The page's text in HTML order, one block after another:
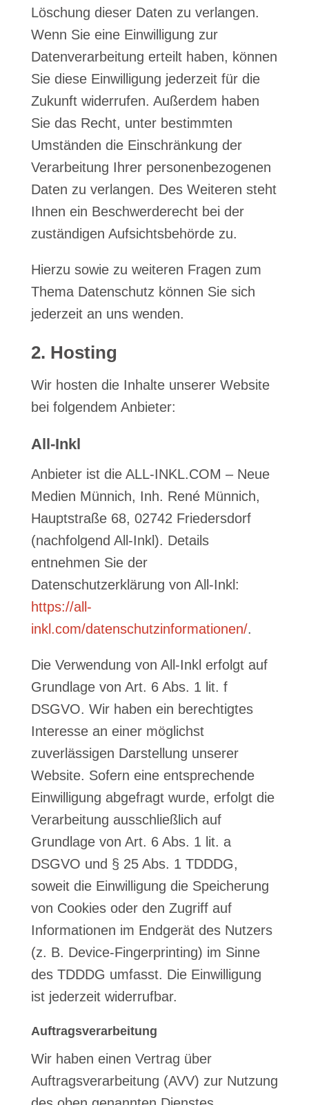
Löschung dieser Daten zu verlangen.
Wenn Sie eine Einwilligung zur
Datenverarbeitung erteilt haben, können
Sie diese Einwilligung jederzeit für die
Zukunft widerrufen. Außerdem haben
Sie das Recht, unter bestimmten
Umständen die Einschränkung der
Verarbeitung Ihrer personenbezogenen
Daten zu verlangen. Des Weiteren steht
Ihnen ein Beschwerderecht bei der
zuständigen Aufsichtsbehörde zu.
Hierzu sowie zu weiteren Fragen zum
Thema Datenschutz können Sie sich
jederzeit an uns wenden.
2. Hosting
Wir hosten die Inhalte unserer Website
bei folgendem Anbieter:
All-Inkl
Anbieter ist die ALL-INKL.COM – Neue
Medien Münnich, Inh. René Münnich,
Hauptstraße 68, 02742 Friedersdorf
(nachfolgend All-Inkl). Details
entnehmen Sie der
Datenschutzerklärung von All-Inkl:
https://all-
inkl.com/datenschutzinformationen/.
Die Verwendung von All-Inkl erfolgt auf
Grundlage von Art. 6 Abs. 1 lit. f
DSGVO. Wir haben ein berechtigtes
Interesse an einer möglichst
zuverlässigen Darstellung unserer
Website. Sofern eine entsprechende
Einwilligung abgefragt wurde, erfolgt die
Verarbeitung ausschließlich auf
Grundlage von Art. 6 Abs. 1 lit. a
DSGVO und § 25 Abs. 1 TDDDG,
soweit die Einwilligung die Speicherung
von Cookies oder den Zugriff auf
Informationen im Endgerät des Nutzers
(z. B. Device-Fingerprinting) im Sinne
des TDDDG umfasst. Die Einwilligung
ist jederzeit widerrufbar.
Auftragsverarbeitung
Wir haben einen Vertrag über
Auftragsverarbeitung (AVV) zur Nutzung